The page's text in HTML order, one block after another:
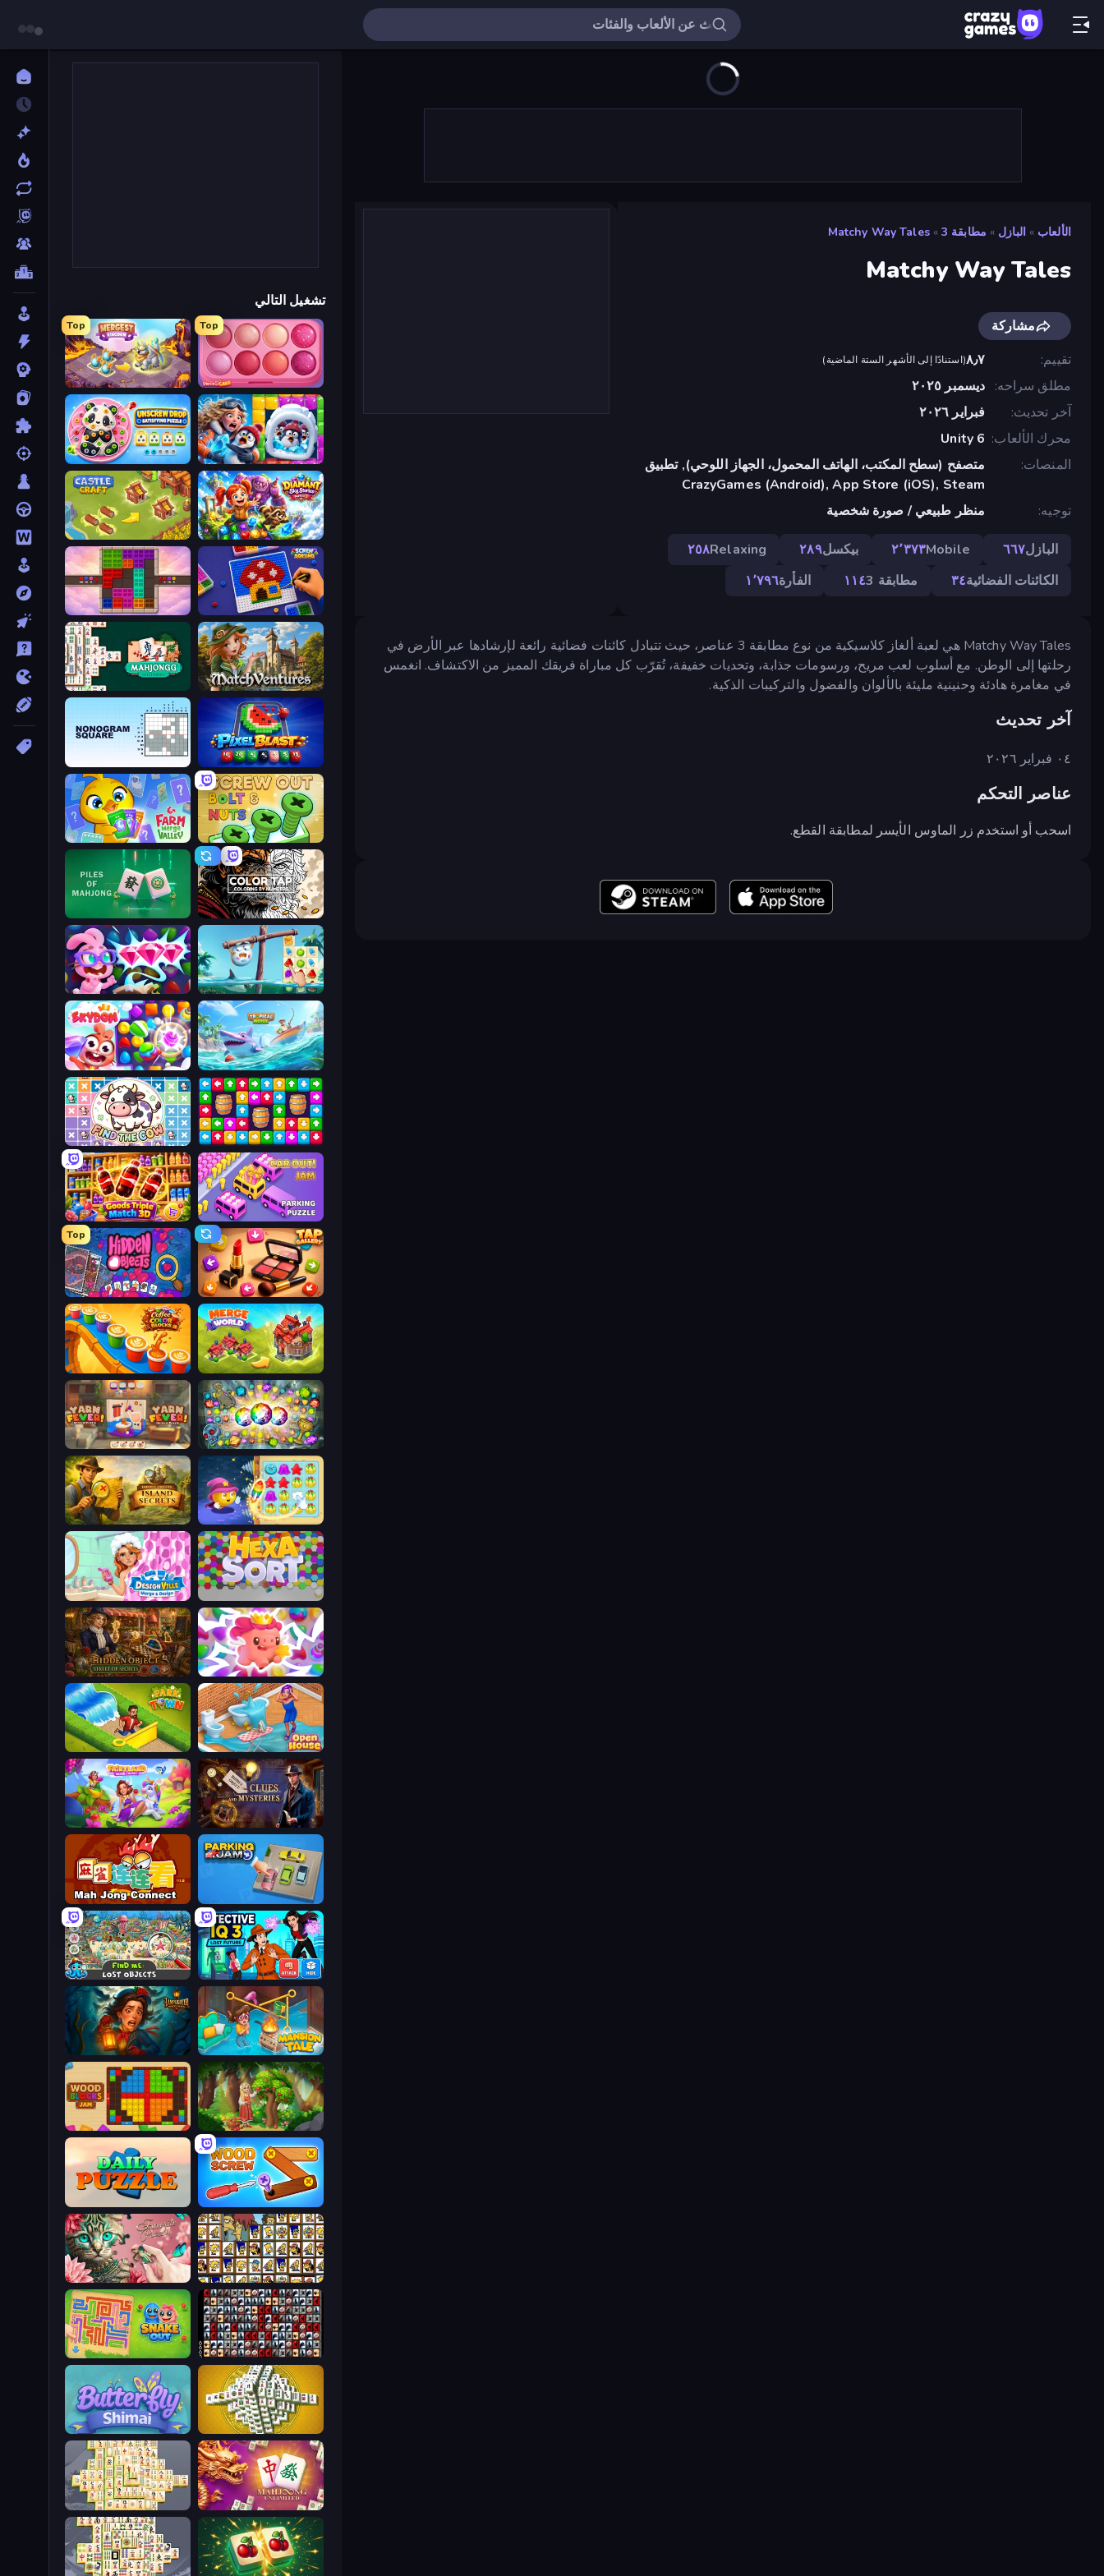
الألعاب » البازل » مطابقة 3 »
Matchy Way Tales
Matchy Way Tales
مشاركة
تقييم
٨٫٧(استنادًا إلى الأشهر الستة الماضية)
مطلق سراحه
ديسمبر ٢٠٢٥
آخر تحديث
فبراير ٢٠٢٦
محرك الألعاب Unity 6
المنصات
متصفح (سطح المكتب، الهاتف المحمول، الجهاز اللوحي), تطبيق
CrazyGames (Android), App Store (iOS), Steam
توجيه
منظر طبيعي / صورة شخصية
البازل٦٦٧ Mobile٢٬٣٧٣ بيكسل٢٨٩ Relaxing٢٥٨
الكائنات الفضائية٣٤ مطابقة 3 ١١٤ الفأرة١٬٧٩٦
Matchy Way Tales هي لعبة ألغاز كلاسيكية من نوع مطابقة 3 عناصر، حيث تتبادل كائنات فضائية رائعة لإرشادها عبر الأرض في
رحلتها إلى الوطن. مع أسلوب لعب مريح، ورسومات جذابة، وتحديات خفيفة، تُقرّب كل مباراة فريقك المميز من الاكتشاف. انغمس
في مغامرة هادئة وحنينية مليئة بالألوان والفضول والتركيبات الذكية.
آخر تحديث
٠٤ فبراير ٢٠٢٦
عناصر التحكم
اسحب أو استخدم زر الماوس الأيسر لمطابقة القطع.
تشغيل التالي
Top
Piece of Cake: Merge and Bake
Top
Mergest Kingdom
Captain Blast
Unscrew Drop: Satisfying Puzzle
Diamant: Sky Stories Match 3
Castle Craft
Screw Sorting
Color Cube Puzzle
MatchVentures
Mahjongg Solitaire
Pixel Blast
Nonogram Square
Screw Out: Bolts and Nuts
Farm Merge Valley
Color Tap: Coloring by Numbers
Piles of Mahjong
Sugar Heroes
Skydom: Reforged
Tropical Merge
Skydom
Tap Away Story
Find The Cow
Car OUT! Jam Parking Puzzle
Goods Triple Match 3D
Tap Gallery
Top
Hidden Objects
Merge World
Coffee Color Blocks
Forgotten Treasure 2
Yarn Fever! Unravel Puzzle
Candy Riddles
Hidden Objects: Island Secrets
Hexa Sort
Designville: Merge & Design
Match Arena
Hidden Object: Street Of Secrets
Open House
Park Town
Hidden Object: Clues and Mysteries
Fairyland Merge & Magic
Parking Jam
Mahjong Connect (Legacy)
Detective IQ 3
Find Me: Lost Objects
Mansion Tale: Merge Secrets
Lamplighter: Merge & Magic
Northern Merge
Wood Blocks Jam
Wood Screw: Bolts Puzzle
Daily Puzzle
Tiles of the Simpsons
Favorite Puzzles
War Mahjong
Snake Out: Maze Escape
Mahjong Tower
Butterfly Shimai
Mahjong Unlimited
Mahjong Online